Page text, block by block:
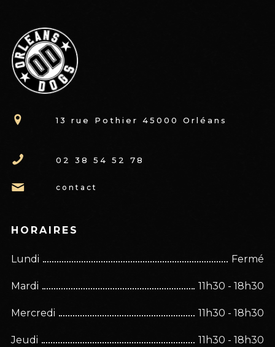
13 rue Pothier 45000 Orléans
02 38 54 52 78
contact
HORAIRES
Lundi Fermé
Mardi 11h30 - 18h30
Mercredi 11h30 - 18h30
Jeudi 11h30 - 18h30